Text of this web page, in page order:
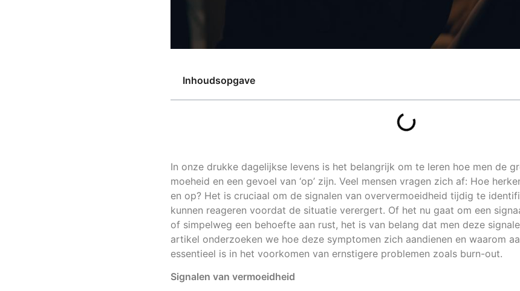
Inhoudsopgave
In onze drukke dagelijkse levens is het belangrijk om te leren hoe men de
moeheid en een gevoel van ‘op’ zijn. Veel mensen vragen zich af: Hoe
en op? Het is cruciaal om de signalen van oververmoeidheid tijdig te
kunnen reageren voordat de situatie verergert. Of het nu gaat om een
of simpelweg een behoefte aan rust, het is van belang dat men deze
artikel onderzoeken we hoe deze symptomen zich aandienen en waarom
essentieel is in het voorkomen van ernstigere problemen zoals burn-out.
Signalen van vermoeidheid